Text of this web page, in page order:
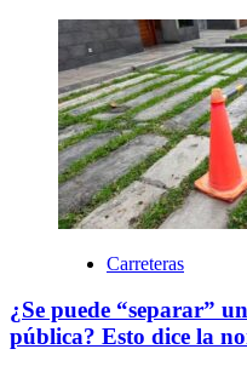
Carreteras
¿Se puede “separar”
pública? Esto dice la